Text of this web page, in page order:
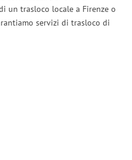
un trasloco locale a Firenze o
servizi di trasloco di